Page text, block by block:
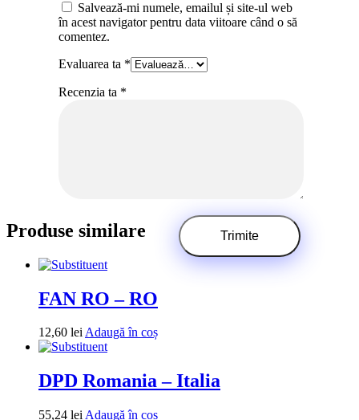
Salvează-mi numele, emailul și site-ul web
în acest navigator pentru data viitoare când o să
comentez.
Evaluarea ta *
Recenzia ta *
Produse similare
FAN RO – RO
12,60 leiAdaugă în coș
DPD Romania – Italia
55,24 lei Adaugă în coș